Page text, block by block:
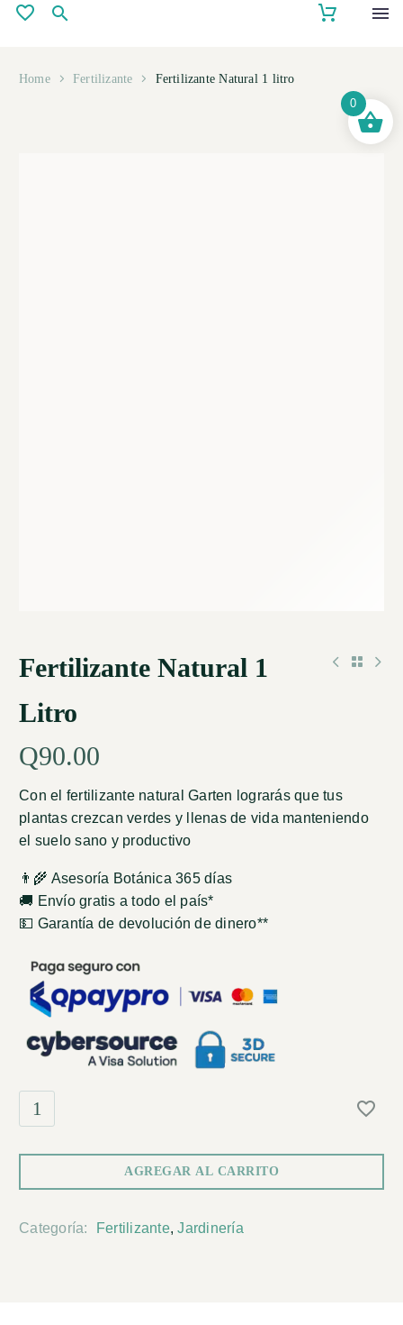
Home Fertilizante Fertilizante Natural 1 litro
Fertilizante Natural 1
Litro
Q90.00
Con el fertilizante natural Garten lograrás que tus
plantas crezcan verdes y llenas de vida manteniendo
el suelo sano y productivo
👨‍🌾 Asesoría Botánica 365 días
🚚 Envío gratis a todo el país*
💵 Garantía de devolución de dinero**
AGREGAR AL CARRITO
Categoría: Fertilizante,Jardinería
0